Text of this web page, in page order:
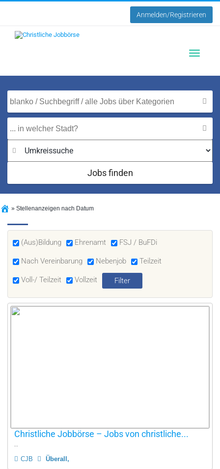
Anmelden/Registrieren
Jobs finden
» Stellenanzeigen nach Datum
(Aus)Bildung Ehrenamt FSJ / BuFDi
Nach Vereinbarung Nebenjob Teilzeit
Voll-/ Teilzeit Vollzeit
Christliche Jobbörse – Jobs von christliche...
..
CJB Überall